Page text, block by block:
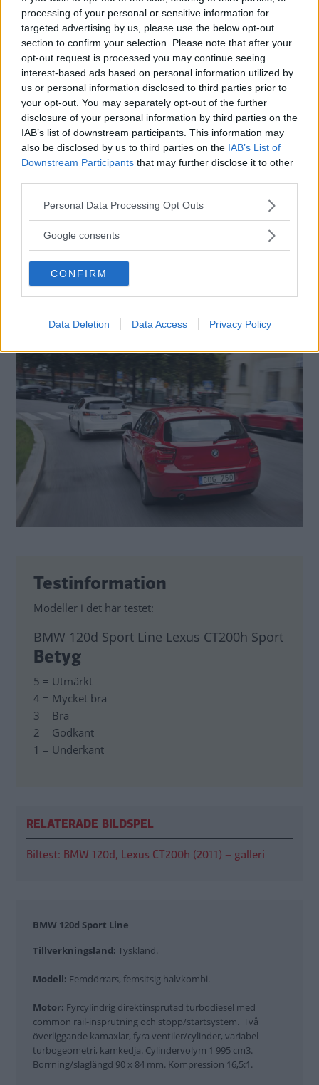
processing of your personal or sensitive information for
targeted advertising by us, please use the below opt-out
section to confirm your selection. Please note that after your
opt-out request is processed you may continue seeing
interest-based ads based on personal information utilized by
us or personal information disclosed to third parties prior to
your opt-out. You may separately opt-out of the further
disclosure of your personal information by third parties on the
IAB’s list of downstream participants. This information may
also be disclosed by us to third parties on the IAB’s List of
Downstream Participants that may further disclose it to other
Please note that this website/app uses one or more Google
not limited to your visit or usage behaviour. You may click to
use your data for below specified purposes in below Google
consent section.
Personal Data Processing Opt Outs
Google consents
CONFIRM
Data Deletion Data Access Privacy Policy
japanska hybridkonkurrent på nästan alla områden och är
dessutom mindre dyr att äga. Det skiljer fem kronor
milen, enligt testlagets kalkyl. Och det gör ju knappast
saken sämre.
Testinformation
Modeller i det här testet:
BMW 120d Sport Line Lexus CT200h Sport
Betyg
5 = Utmärkt
4 = Mycket bra
3 = Bra
2 = Godkänt
1 = Underkänt
RELATERADE BILDSPEL
Biltest: BMW 120d, Lexus CT200h (2011) – galleri
BMW 120d Sport Line
Tillverkningsland: Tyskland.
Modell: Femdörrars, femsitsig halvkombi.
Motor: Fyrcylindrig direktinsprutad turbodiesel med
common rail-insprutning och stopp/startsystem. Två
överliggande kamaxlar, fyra ventiler/cylinder, variabel
turbogeometri, kamkedja. Cylindervolym 1 995 cm3.
Borrning/slaglängd 90 x 84 mm. Kompression 16,5:1.